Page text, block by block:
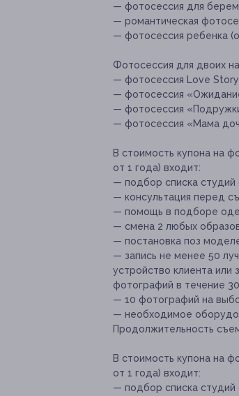
— фотосессия для
— романтическая
— фотосессия ребенка
Фотосессия для двоих
— фотосессия Love
— фотосессия
— фотосессия
— фотосессия «Мама
В стоимость купона на
от 1 года) входит:
— подбор списка студий
— консультация перед
— помощь в подборе
— смена 2 любых
— постановка поз
— запись не менее 50
устройство клиента или
фотографий в течение
— 10 фотографий на
— необходимое
Продолжительность
В стоимость купона на
от 1 года) входит:
— подбор списка студий